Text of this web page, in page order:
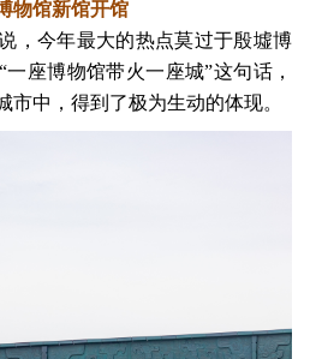
馆新馆开馆
今年最大的热点莫过于殷墟博
座博物馆带火一座城”这句话，
市中，得到了极为生动的体现。